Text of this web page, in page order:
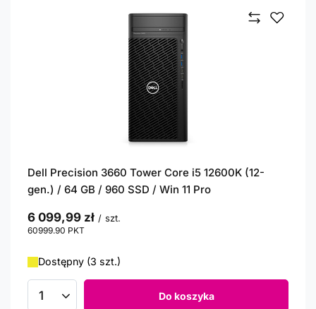
Dell Precision 3660 Tower Core i5 12600K (12-
gen.) / 64 GB / 960 SSD / Win 11 Pro
6 099,99 zł / szt.
60999.90 PKT
Dostępny (3 szt.)
Ilość produktów Do koszyka